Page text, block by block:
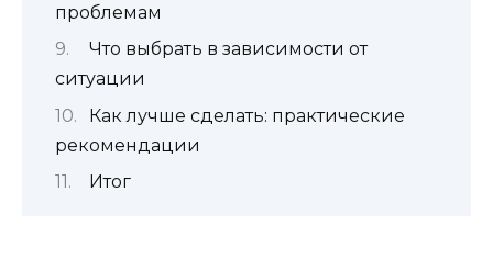
проблемам
Что выбрать в зависимости от
ситуации
Как лучше сделать: практические
рекомендации
Итог